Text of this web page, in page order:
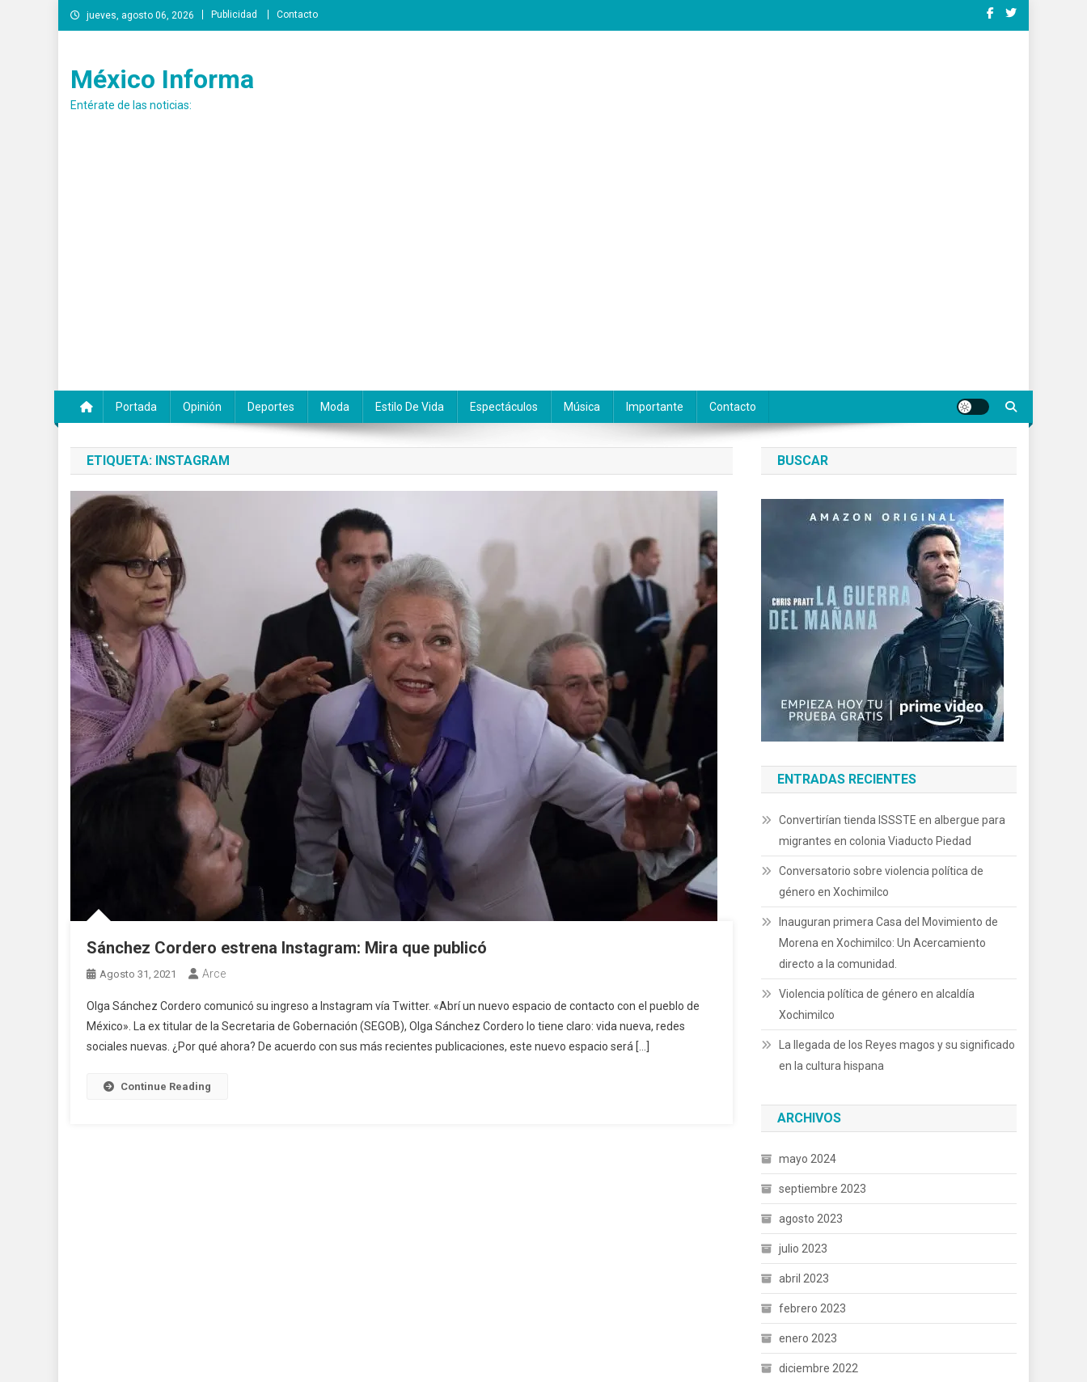
Saltar
al
jueves, agosto 06, 2026 Publicidad Contacto
México Informa
Entérate de las noticias:
Portada Opinión Deportes Moda Estilo De Vida Espectáculos Música Importante Contacto
ETIQUETA: INSTAGRAM
Sánchez Cordero estrena Instagram: Mira que publicó
Agosto 31, 2021 Arce
Olga Sánchez Cordero comunicó su ingreso a Instagram vía Twitter. «Abrí un nuevo espacio de contacto con el pueblo de
México». La ex titular de la Secretaria de Gobernación (SEGOB), Olga Sánchez Cordero lo tiene claro: vida nueva, redes
sociales nuevas. ¿Por qué ahora? De acuerdo con sus más recientes publicaciones, este nuevo espacio será […]
Continue Reading
BUSCAR
ENTRADAS RECIENTES
Convertirían tienda ISSSTE en albergue para
migrantes en colonia Viaducto Piedad
Conversatorio sobre violencia política de
género en Xochimilco
Inauguran primera Casa del Movimiento de
Morena en Xochimilco: Un Acercamiento
directo a la comunidad.
Violencia política de género en alcaldía
Xochimilco
La llegada de los Reyes magos y su significado
en la cultura hispana
ARCHIVOS
mayo 2024
septiembre 2023
agosto 2023
julio 2023
abril 2023
febrero 2023
enero 2023
diciembre 2022